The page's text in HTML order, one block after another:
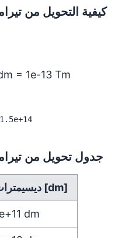
كيفية التحويل من
= 1e-13 Tm
جدول تحويل من
ديسيمترات [dm]
dm